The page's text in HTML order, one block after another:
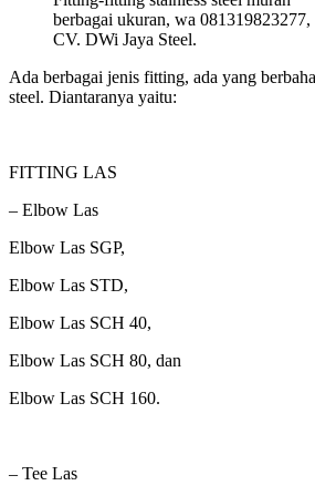
berbagai ukuran, wa 081319823277,
CV. DWi Jaya Steel.
Ada berbagai jenis fitting, ada yang
steel. Diantaranya yaitu:
FITTING LAS
– Elbow Las
Elbow Las SGP,
Elbow Las STD,
Elbow Las SCH 40,
Elbow Las SCH 80, dan
Elbow Las SCH 160.
– Tee Las